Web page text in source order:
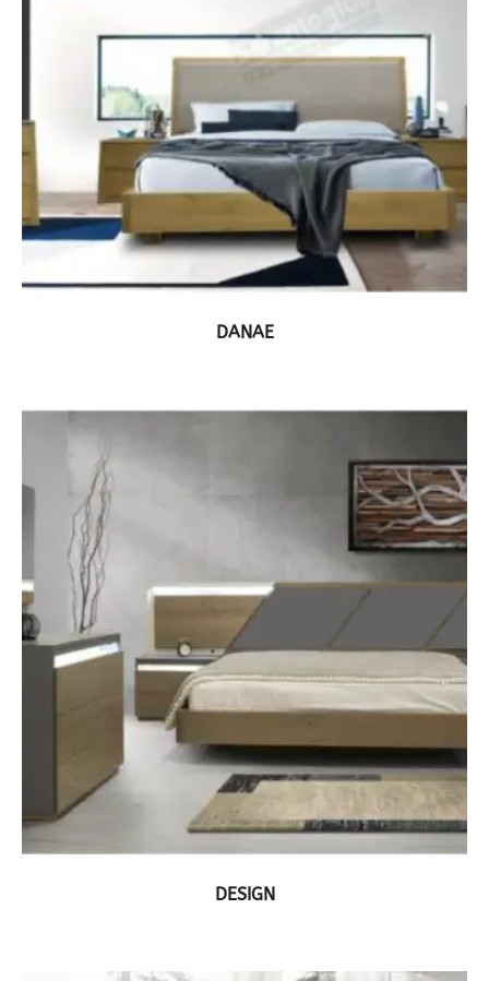
ΔΕΙΤΕ ΤΟ ΠΡΟΪΟΝ
DANAE
ΔΕΙΤΕ ΤΟ ΠΡΟΪΟΝ
DESIGN